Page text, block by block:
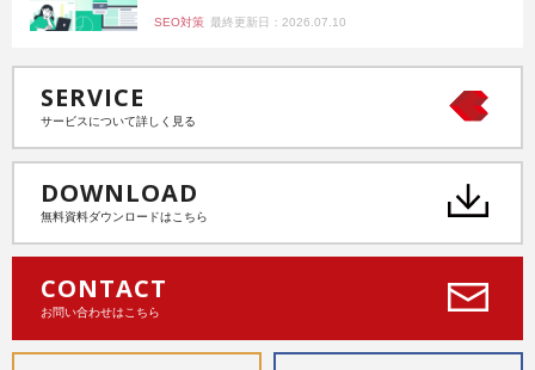
SEO対策 最終更新日：2026.07.10
SERVICE
サービスについて詳しく見る
DOWNLOAD
無料資料ダウンロードはこちら
CONTACT
お問い合わせはこちら